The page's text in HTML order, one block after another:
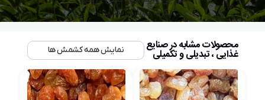
محصولات مشابه در صنایع
غذایی ، تبدیلی و تکمیلی نمایش همه کشمش ها